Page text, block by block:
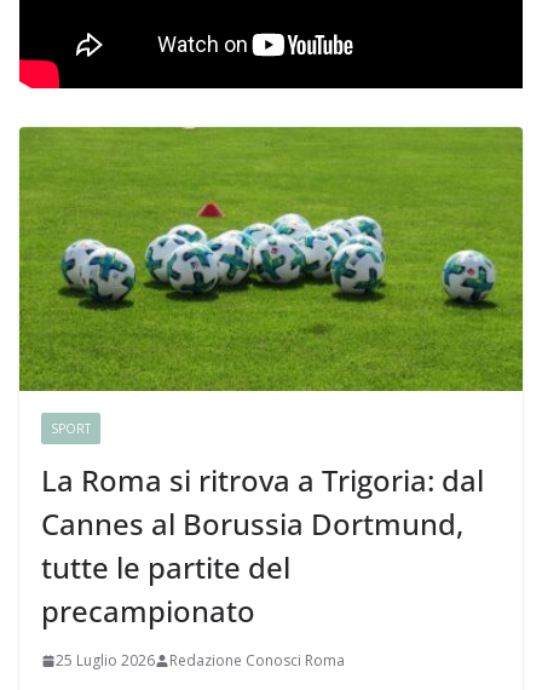
SPORT
La Roma si ritrova a Trigoria: dal
Cannes al Borussia Dortmund,
tutte le partite del
precampionato
25 Luglio 2026 Redazione Conosci Roma